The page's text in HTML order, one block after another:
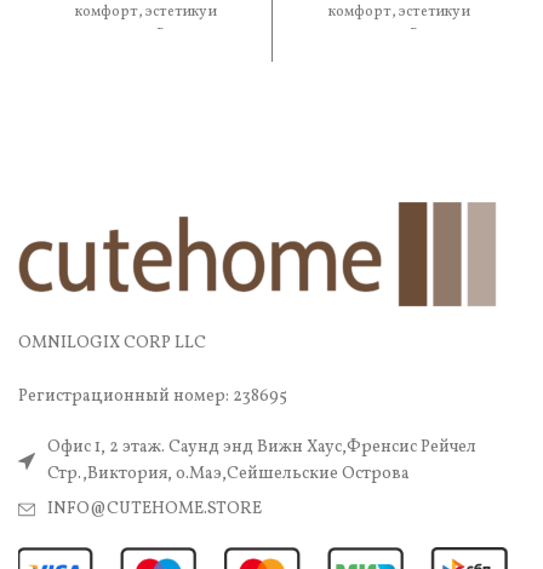
комфорт, эстетику и
практичность. В составе —
комфорт, эстетику и
практичность. В составе —
OMNILOGIX CORP LLC
Регистрационный номер: 238695
Офис 1, 2 этаж. Саунд энд Вижн Хаус,Френсис Рейчел
Стр.,Виктория, о.Маэ,Сейшельские Острова
INFO@CUTEHOME.STORE